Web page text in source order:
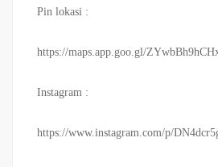
Pin lokasi :
https://maps.app.goo.gl/
Instagram :
https://www.instagram.com/p/